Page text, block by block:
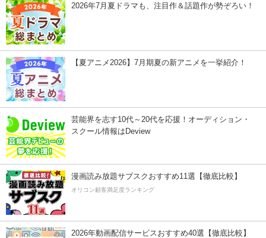
2026年7月夏ドラマも、注目作＆話題作が勢ぞろい！
【夏アニメ2026】7月期夏の新アニメを一挙紹介！
芸能界を志す10代～20代を応援！オーディション・
スクール情報はDeview
漫画読み放題サブスクおすすめ11選【徹底比較】
オリコン顧客満足度ランキング
2026年動画配信サービスおすすめ40選【徹底比較】